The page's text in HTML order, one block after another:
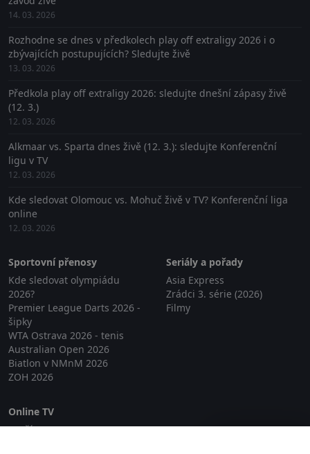
14. 03. 2026
Rozhodne se dnes v předkolech play off extraligy 2026 i o
zbývajících postupujících? Sledujte živě
13. 03. 2026
Předkola play off extraligy 2026: sledujte dnešní zápasy živě
(12. 3.)
12. 03. 2026
Alkmaar vs. Sparta dnes živě (12. 3.): sledujte Konferenční
ligu v TV
12. 03. 2026
Kde sledovat Olomouc vs. Mohuč živě v TV? Konferenční liga
online
12. 03. 2026
Sportovní přenosy
Kde sledovat olympiádu
2026?
Premier League Darts 2026 -
šipky
WTA Ostrava 2026 - tenis
Australian Open 2026
Biatlon v NMnM 2026
ZOH 2026
Seriály a pořady
Asia Express
Zrádci 3. série (2026)
Filmy
Online TV
Lepší.TV